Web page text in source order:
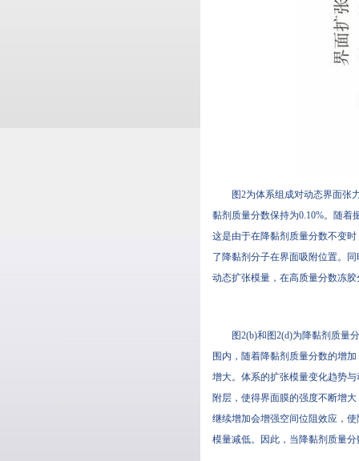
图2为体系组成对动态界面张力
黏剂质量分数保持为0.10%。随着
这是由于在降黏剂质量分数不变时
了降黏剂分子在界面吸附位置。同
动态扩张模量，在高质量分数冻胶
图2(b)和图2(d)为降黏剂质量分
围内，随着降黏剂质量分数的增加
增大。体系的扩张模量变化趋势
附层，使得界面膜的强度不断增大
继续增加会增强空间位阻效应，
模量减低。因此，当降黏剂质